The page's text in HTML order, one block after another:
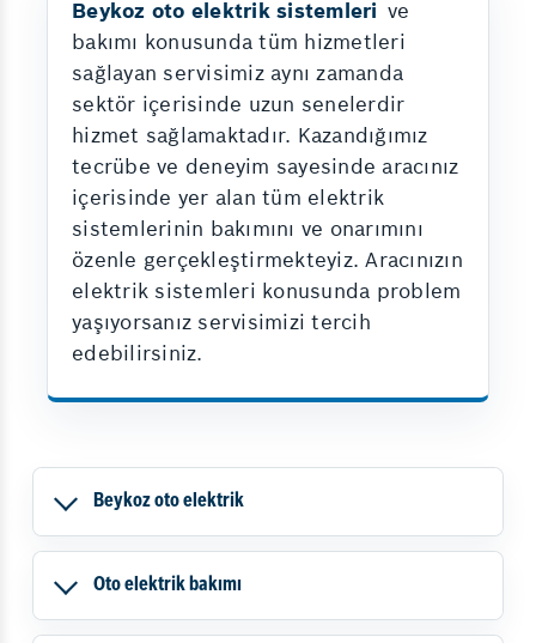
Beykoz oto elektrik sistemleri ve
bakımı konusunda tüm hizmetleri
sağlayan servisimiz aynı zamanda
sektör içerisinde uzun senelerdir
hizmet sağlamaktadır. Kazandığımız
tecrübe ve deneyim sayesinde aracınız
içerisinde yer alan tüm elektrik
sistemlerinin bakımını ve onarımını
özenle gerçekleştirmekteyiz. Aracınızın
elektrik sistemleri konusunda problem
yaşıyorsanız servisimizi tercih
edebilirsiniz.
Beykoz oto elektrik
Oto elektrik bakımı